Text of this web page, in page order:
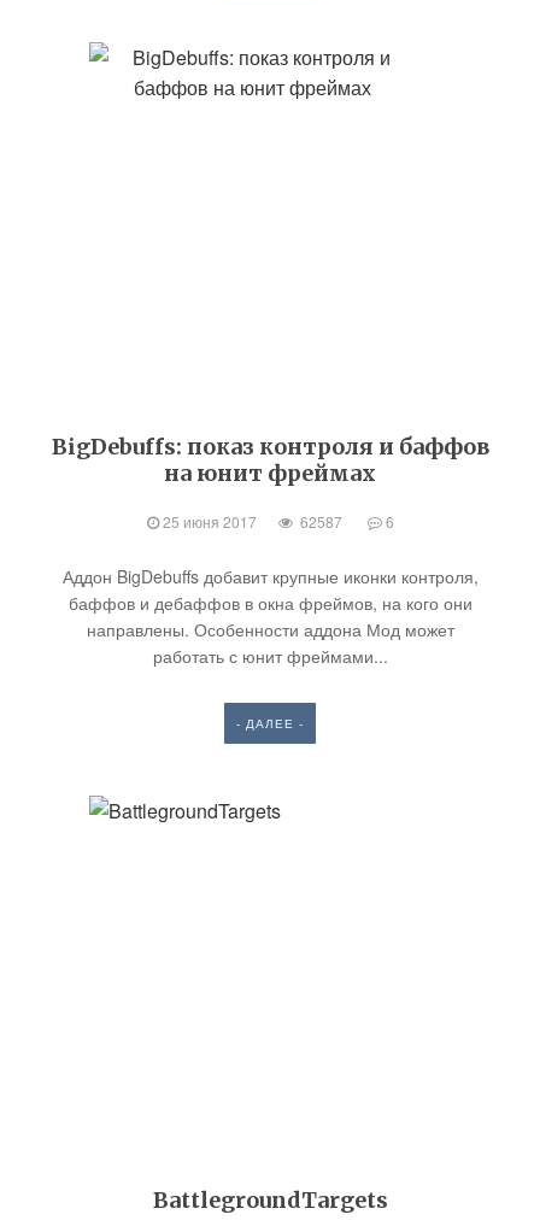
BigDebuffs: показ контроля и баффов
на юнит фреймах
25 июня 2017 62587 6
Аддон BigDebuffs добавит крупные иконки контроля,
баффов и дебаффов в окна фреймов, на кого они
направлены. Особенности аддона Мод может
работать с юнит фреймами...
- ДАЛЕЕ -
BattlegroundTargets